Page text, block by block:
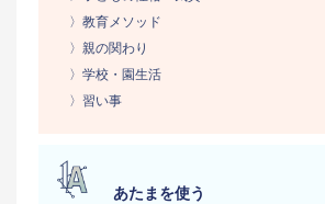
〉教育メソッド
〉親の関わり
〉学校・園生活
〉習い事
あたまを使う